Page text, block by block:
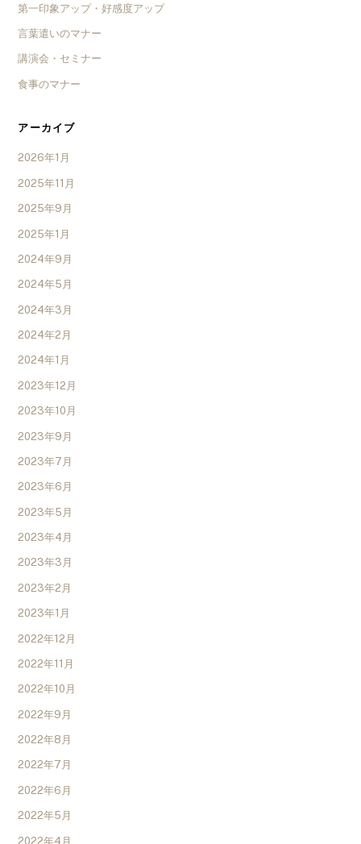
第一印象アップ・好感度アップ
言葉遣いのマナー
講演会・セミナー
食事のマナー
アーカイブ
2026年1月
2025年11月
2025年9月
2025年1月
2024年9月
2024年5月
2024年3月
2024年2月
2024年1月
2023年12月
2023年10月
2023年9月
2023年7月
2023年6月
2023年5月
2023年4月
2023年3月
2023年2月
2023年1月
2022年12月
2022年11月
2022年10月
2022年9月
2022年8月
2022年7月
2022年6月
2022年5月
2022年4月